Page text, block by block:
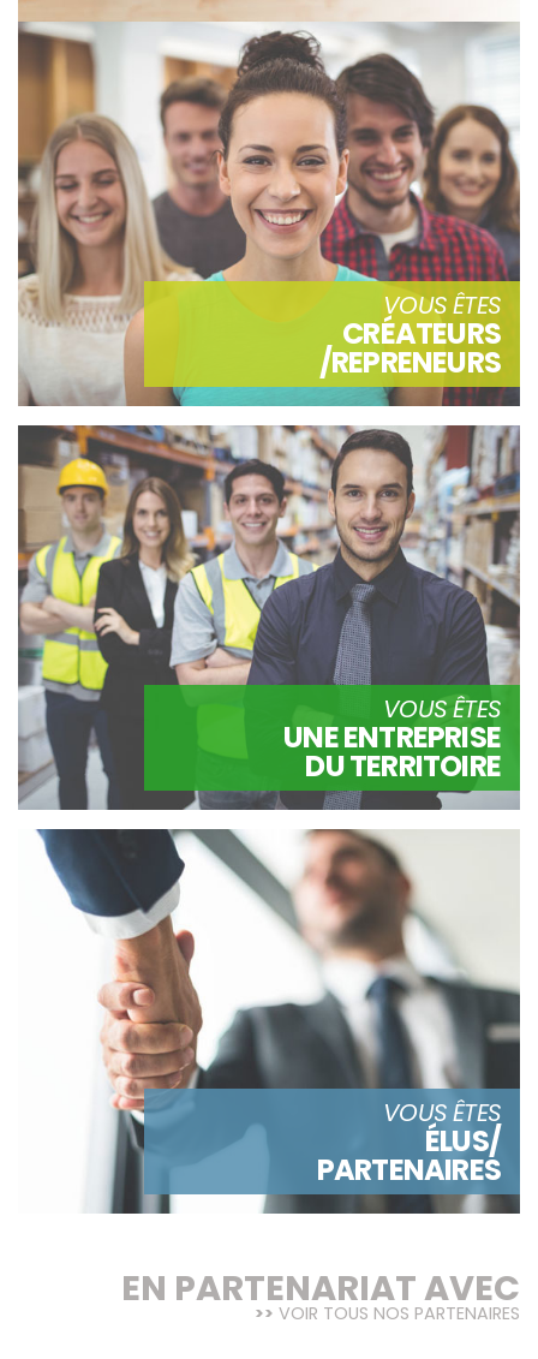
VOUS ÊTES
CRÉATEURS
/REPRENEURS
VOUS ÊTES
UNE ENTREPRISE
DU TERRITOIRE
VOUS ÊTES
ÉLUS/
PARTENAIRES
EN PARTENARIAT AVEC
VOIR TOUS NOS PARTENAIRES